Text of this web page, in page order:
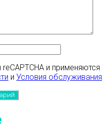
и применяются
и Условия обслуживания